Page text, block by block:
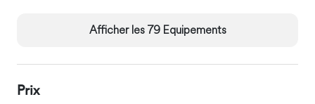
Afficher les 79 Equipements
Prix